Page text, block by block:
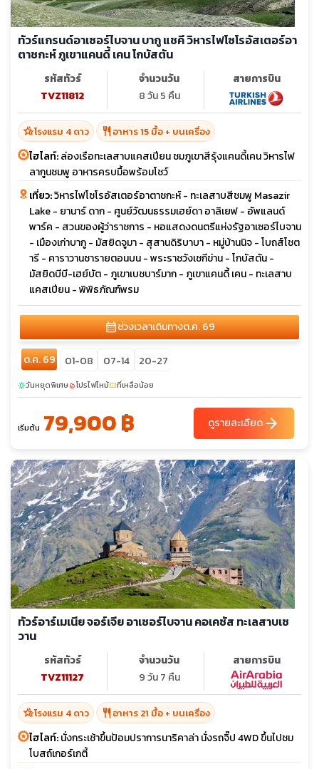
ทัวร์แกรนด์อาเซอร์ไบจาน บากู แชคี วิหารไฟโซโรอัสเตอร์อา
ตาชกะห์ ภูเขาแคนดี้ เคน โกบัสตัน
รหัสทัวร์
TVZ11812
จำนวนวัน
8 วัน 5 คืน
สายการบิน
hotel_classโรงแรม 4 ดาว restaurant อาหาร 15 มื้อ + บนเครื่อง
ไฮไลท์:ล่องเรือทะเลสาบแคสเปียน ชมภูเขาสีรุ้งแคนดี้เคน วิหารไฟ
ลากูนชมพู อาหารครบมื้อพร้อมโชว์
เที่ยว:วิหารไฟโซโรอัสเตอร์อาตาชกะห์ - ทะเลสาบสีชมพู Masazir
Lake - ยานาร์ ดาก - ศูนย์วัฒนธรรมเฮย์ดา อาลิเยฟ - อัพแลนด์
พาร์ค - สวนของผู้ว่าราชการ - หอแสดงดนตรีแห่งรัฐอาเซอร์ไบจาน
- เมืองเก่าบากู - มัสยิดจูมา - สุสานดิริบาบา - หมู่บ้านนิจ - โบถส์โชต
ารี - คาราวานซารายตอนบน - พระราชวังเชกีข่าน - โกบัสตัน -
มัสยิดบีบี-เฮย์บัต - ภูเขาเบชบาร์มาก - ภูเขาแคนดี้ เคน - ทะเลสาบ
แคสเปียน - พิพิธภัณฑ์พรม
calendar_monthช่วงเวลาเดินทางต.ค. 69
ต.ค. 69 01-08 07-14 20-27
sunnyวันหยุดพิเศษlocal_fire_departmentโปรไฟไหม้confirmation_numberที่เหลือน้อย
เริ่มต้น 79,900 ฿ ดูรายละเอียดarrow_forward
ทัวร์อาร์เมเนีย จอร์เจีย อาเซอร์ไบจาน คอเคซัส ทะเลสาบเซ
วาน
รหัสทัวร์
TVZ11127
จำนวนวัน
9 วัน 7 คืน
สายการบิน
hotel_classโรงแรม 4 ดาว restaurant อาหาร 21 มื้อ + บนเครื่อง
ไฮไลท์:นั่งกระเช้าขึ้นป้อมปราการนาริคาล่า นั่งรถจิ๊ป 4WD ขึ้นไปชม
โบสถ์เกอร์เกตี้